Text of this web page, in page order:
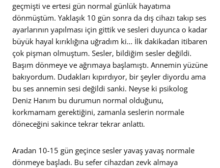
geçmişti ve ertesi gün normal günlük hayatıma
dönmüştüm. Yaklaşık 10 gün sonra da dış cihazı takıp ses
ayarlarının yapılması için gittik ve sesleri duyunca o kadar
büyük hayal kırıklığına uğradım ki… İlk dakikadan itibaren
çok pişman olmuştum. Sesler, bildiğim sesler değildi.
Başım dönmeye ve ağrımaya başlamıştı. Annemin yüzüne
bakıyordum. Dudakları kıpırdıyor, bir şeyler diyordu ama
bu ses annemin sesi değildi sanki. Neyse ki psikolog
Deniz Hanım bu durumun normal olduğunu,
korkmamam gerektiğini, zamanla seslerin normale
döneceğini sakince tekrar tekrar anlattı.
Aradan 10-15 gün geçince sesler yavaş yavaş normale
dönmeye başladı. Bu sefer cihazdan zevk almaya